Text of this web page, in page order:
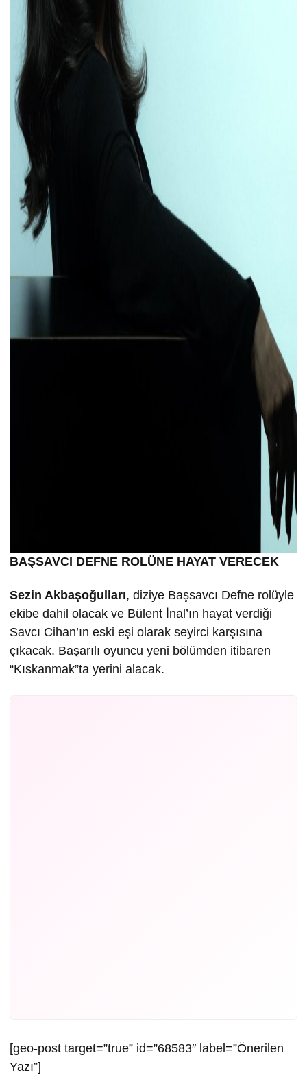
BAŞSAVCI DEFNE ROLÜNE HAYAT VERECEK
Sezin Akbaşoğulları, diziye Başsavcı Defne rolüyle
ekibe dahil olacak ve Bülent İnal’ın hayat verdiği
Savcı Cihan’ın eski eşi olarak seyirci karşısına
çıkacak. Başarılı oyuncu yeni bölümden itibaren
“Kıskanmak”ta yerini alacak.
[geo-post target=”true” id=”68583″ label=”Önerilen
Yazı”]